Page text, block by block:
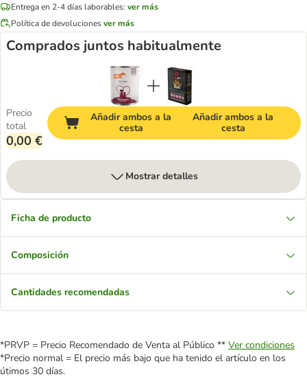
Entrega en 2-4 días laborables: ver más
Política de devolucionesver más
Comprados juntos habitualmente
Precio
total
0,00 €
Añadir ambos a la
cesta
Añadir ambos a la
cesta
Mostrar detalles
Ficha de producto
Composición
Cantidades recomendadas
*PRVP = Precio Recomendado de Venta al Público ** Ver condiciones
*Precio normal = El precio más bajo que ha tenido el artículo en los
útimos 30 días.